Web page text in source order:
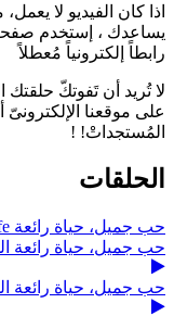
اذا كان الفيديو لا
يساعدك ، إستخدم صفحةِ
رابطاً إلكترونياً مُعطلاً
لا تُريد أن تَفوتكّ
على موقعنا
المُستجداتْ! !
الحلقات
حب جميل، حياة رائعة Beautiful Love, Wonderful Life
حب جميل، حياة رائعة
حب جميل، حياة رائعة